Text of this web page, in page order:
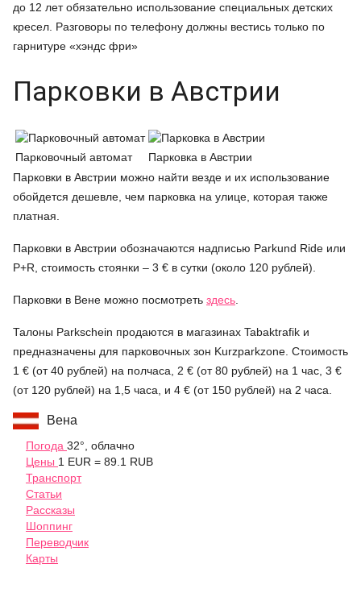
до 12 лет обязательно использование специальных детских
кресел. Разговоры по телефону должны вестись только по
гарнитуре «хэндс фри»
Парковки в Австрии
Парковочный автомат
Парковка в Австрии
Парковки в Австрии можно найти везде и их использование
обойдется дешевле, чем парковка на улице, которая также
платная.
Парковки в Австрии обозначаются надписью Parkund Ride или
P+R, стоимость стоянки – 3 € в сутки (около 120 рублей).
Парковки в Вене можно посмотреть здесь
Талоны Parkschein продаются в магазинах Tabaktrafik и
предназначены для парковочных зон Kurzparkzone. Стоимость
1 € (от 40 рублей) на полчаса, 2 € (от 80 рублей) на 1 час, 3 €
(от 120 рублей) на 1,5 часа, и 4 € (от 150 рублей) на 2 часа.
Вена
Погода 32°, облачно
Цены 1 EUR = 89.1 RUB
Транспорт
Статьи
Рассказы
Шоппинг
Переводчик
Карты